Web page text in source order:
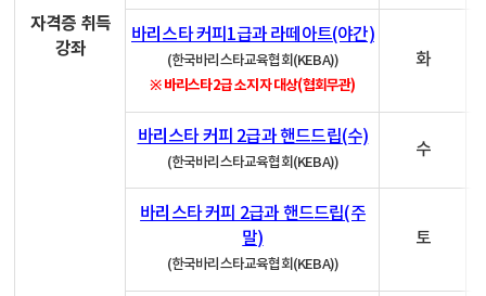
자격증 취득
강좌
바리스타 커피1급과 라떼아트(야간)
(한국바리스타교육협회(KEBA))
※ 바리스타2급 소지자 대상(협회무관)
화
바리스타 커피 2급과 핸드드립(수)
(한국바리스타교육협회(KEBA))
수
바리스타 커피 2급과 핸드드립(주
말)
(한국바리스타교육협회(KEBA))
토